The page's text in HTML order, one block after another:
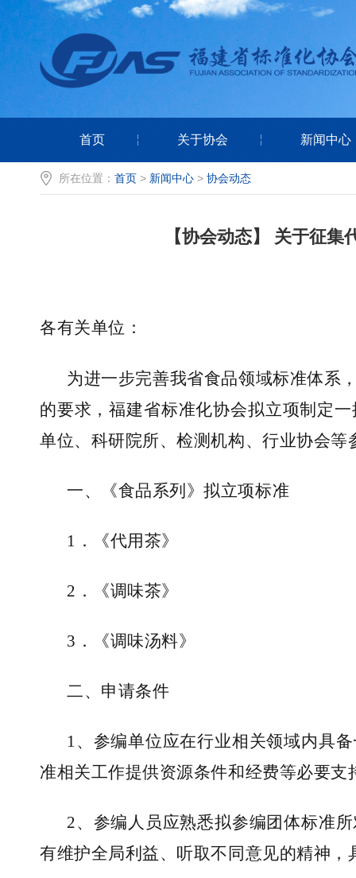
首页 关于协会 新闻中心
所在位置： 首页 > 新闻中心 > 协会动态
【协会动态】 关于征
各有关单位：
为进一步完善我省食品领域标准体系
的要求，福建省标准化协会拟立项制定一
单位、科研院所、检测机构、行业协会
一、 《食品系列》拟立项标准
1． 《代用茶》
2． 《调味茶》
3． 《调味汤料》
二、 申请条件
1、参编单位应在行业相关领域内具
准相关工作提供资源条件和经费等必要支
2、参编人员应熟悉拟参编团体标准
有维护全局利益、听取不同意见的精神